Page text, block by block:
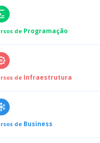
de Programação
de Infraestrutura
de Business